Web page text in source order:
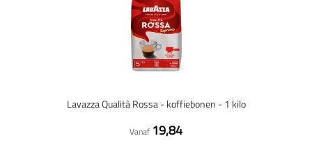
Lavazza Qualità Rossa - koffiebonen - 1 kilo
Vanaf 19,84